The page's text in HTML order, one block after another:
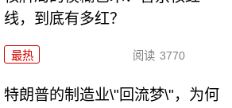
线，到底有多红？
最热 阅读 3770
特朗普的制造业\"回流梦\"，为何